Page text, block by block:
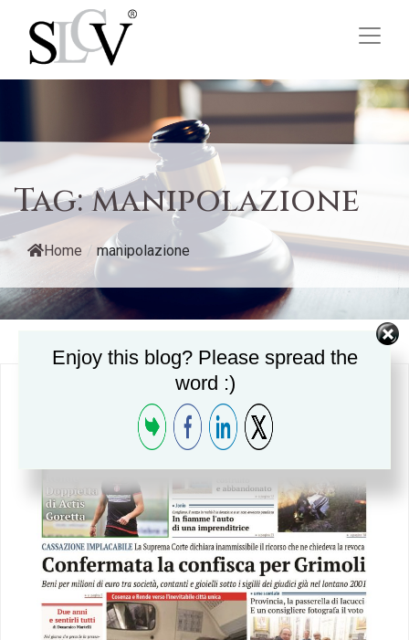
Tag:manipolazione
Home / manipolazione
Enjoy this blog? Please spread the
word :)